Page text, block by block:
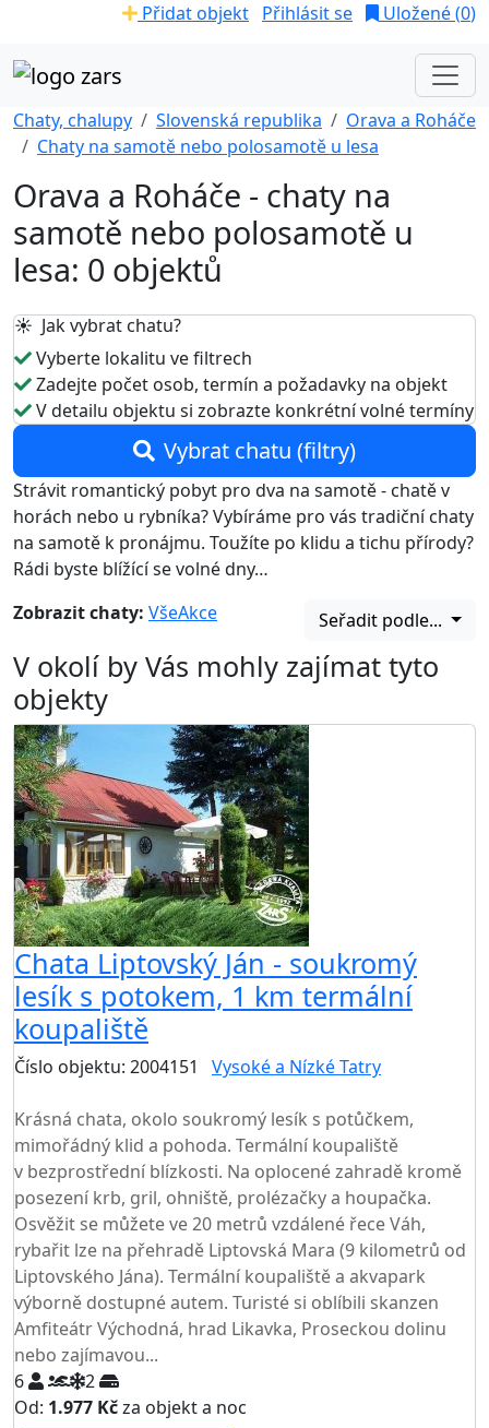
Přidat objekt Přihlásit se Uložené (0)
Chaty, chalupy Slovenská republika
Orava a Roháče
Chaty na samotě nebo polosamotě u lesa
Orava a Roháče - chaty na
samotě nebo polosamotě u
lesa: 0 objektů
☀️ Jak vybrat chatu?
Vyberte lokalitu ve filtrech
Zadejte počet osob, termín a požadavky na objekt
V detailu objektu si zobrazte konkrétní volné termíny
Vybrat chatu (filtry)
Strávit romantický pobyt pro dva na samotě - chatě v
horách nebo u rybníka? Vybíráme pro vás tradiční chaty
na samotě k pronájmu. Toužíte po klidu a tichu přírody?
Rádi byste blížící se volné dny…
Zobrazit chaty: VšeAkce Seřadit podle...
V okolí by Vás mohly zajímat tyto
objekty
Chata Liptovský Ján - soukromý
lesík s potokem, 1 km termální
koupaliště
Číslo objektu: 2004151 Vysoké a Nízké Tatry
Krásná chata, okolo soukromý lesík s potůčkem,
mimořádný klid a pohoda. Termální koupaliště
v bezprostřední blízkosti. Na oplocené zahradě kromě
posezení krb, gril, ohniště, prolézačky a houpačka.
Osvěžit se můžete ve 20 metrů vzdálené řece Váh,
rybařit lze na přehradě Liptovská Mara (9 kilometrů od
Liptovského Jána). Termální koupaliště a akvapark
výborně dostupné autem. Turisté si oblíbili skanzen
Amfiteátr Východná, hrad Likavka, Proseckou dolinu
nebo zajímavou...
6
2
Od: 1.977 Kčza objekt a noc